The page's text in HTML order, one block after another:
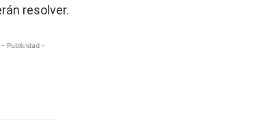
resolver.
- Publicidad -